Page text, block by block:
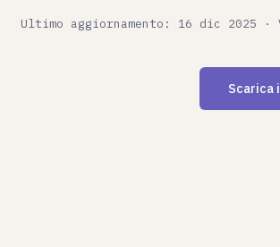
Ultimo aggiornamento: 16 dic 2025
Scarica